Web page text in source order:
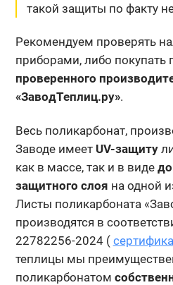
такой защиты по факту
Рекомендуем проверять
приборами, либо покупать
проверенного
«ЗаводТеплиц.ру».
Весь поликарбонат,
Заводе имеет UV-защиту
как в массе, так и в виде
защитного слоя на одной
Листы поликарбоната
производятся в
22782256-2024 (
теплицы мы
поликарбонатом